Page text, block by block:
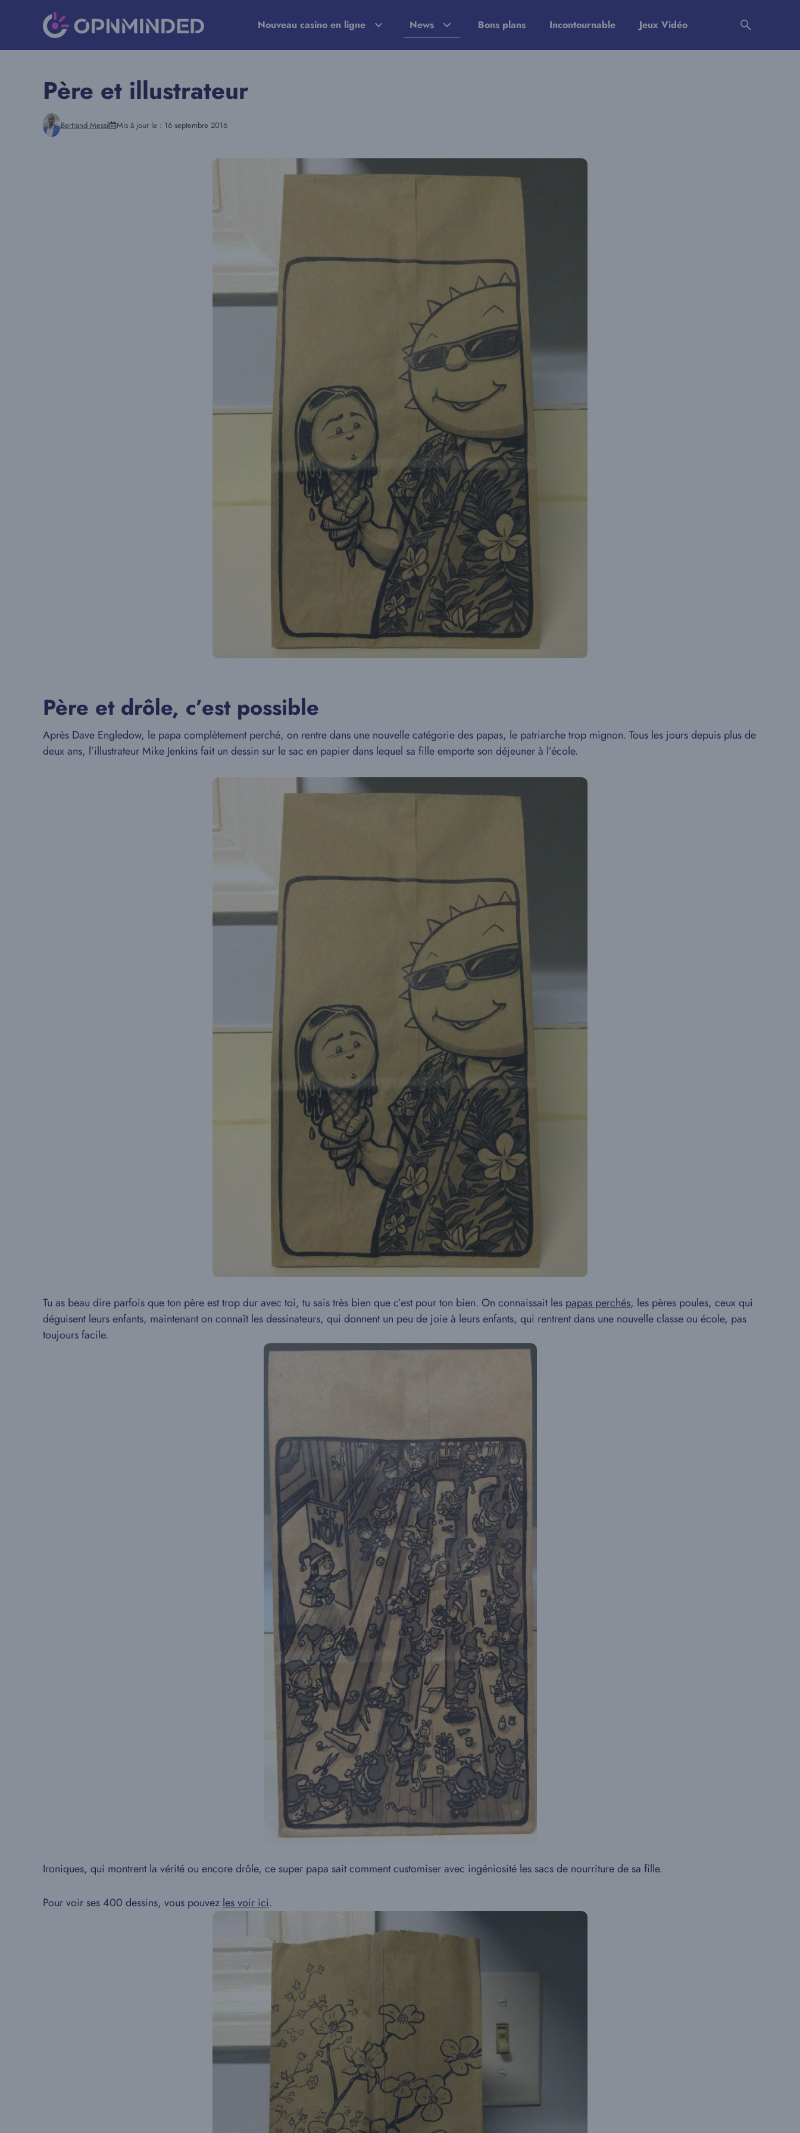
Nouveau casino en ligne News Bons plans Incontournable Jeux Vidéo
Père et illustrateur
Bertrand Messi Mis à jour le : 16 septembre 2016
Père et drôle, c’est possible
Après Dave Engledow, le papa complètement perché, on rentre dans une nouvelle catégorie des papas, le patriarche trop mignon. Tous les jours depuis plus de
deux ans, l’illustrateur Mike Jenkins fait un dessin sur le sac en papier dans lequel sa fille emporte son déjeuner à l’école.
Tu as beau dire parfois que ton père est trop dur avec toi, tu sais très bien que c’est pour ton bien. On connaissait les papas perchés, les pères poules, ceux qui
déguisent leurs enfants, maintenant on connaît les dessinateurs, qui donnent un peu de joie à leurs enfants, qui rentrent dans une nouvelle classe ou école, pas
toujours facile.
Ironiques, qui montrent la vérité ou encore drôle, ce super papa sait comment customiser avec ingéniosité les sacs de nourriture de sa fille.
Pour voir ses 400 dessins, vous pouvez les voir ici.